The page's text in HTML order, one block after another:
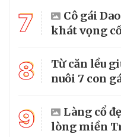
7
Cô gái
khát vọng
8
Từ căn lều
nuôi 7 con
9
Làng cổ
lòng miền